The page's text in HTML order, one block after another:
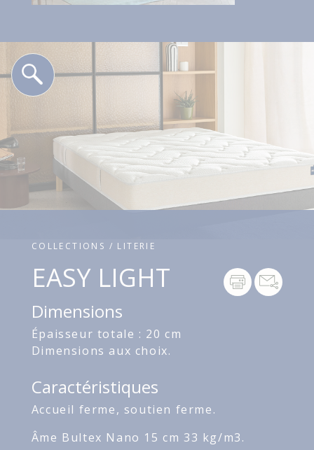
COLLECTIONS / LITERIE
EASY LIGHT
Dimensions
Épaisseur totale : 20 cm
Dimensions aux choix.
Caractéristiques
Accueil ferme, soutien ferme.
Âme Bultex Nano 15 cm 33 kg/m3.